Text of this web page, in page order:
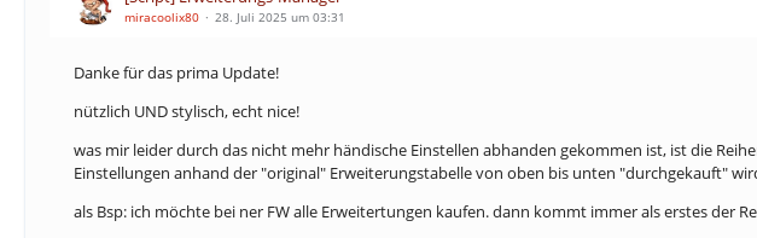
miracoolix80 28. Juli 2025 um 03:31
Danke für das prima Update!
nützlich UND stylisch, echt nice!
was mir leider durch das nicht mehr händische Einstellen abhanden gekommen ist, ist die
Einstellungen anhand der "original" Erweiterungstabelle von oben bis unten "durchgekauft"
als Bsp: ich möchte bei ner FW alle Erweitertungen kaufen. dann kommt immer als erstes der